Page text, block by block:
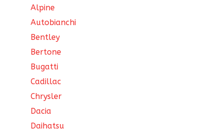
Alpine
Autobianchi
Bentley
Bertone
Bugatti
Cadillac
Chrysler
Dacia
Daihatsu